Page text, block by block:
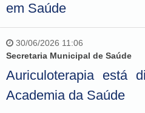
em Saúde
30/06/2026 11:06
Secretaria Municipal de Saúde
Auriculoterapia está
Academia da Saúde